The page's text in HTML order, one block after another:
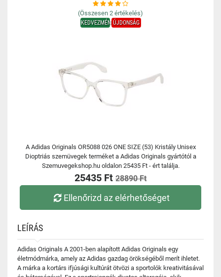
(Összesen 2 értékelés)
KEDVEZMÉNYÚJDONSÁG
A Adidas Originals OR5088 026 ONE SIZE (53) Kristály Unisex
Dioptriás szemüvegek terméket a Adidas Originals gyártótól a
Szemuvegekshop.hu oldalon 25435 Ft - ért találja.
25435 Ft 28890 Ft
Ellenőrizd az elérhetőséget
LEÍRÁS
Adidas Originals A 2001-ben alapított Adidas Originals egy
életmódmárka, amely az Adidas gazdag örökségéből merít ihletet.
A márka a kortárs ifjúsági kultúrát ötvözi a sportolók kreativitásával